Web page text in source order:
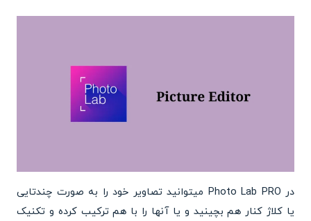
در Photo Lab PRO میتوانید تصاویر خود را به صورت چندتایی
یا کلاژ کنار هم بچینید و یا آنها را با هم ترکیب کرده و تکنیک